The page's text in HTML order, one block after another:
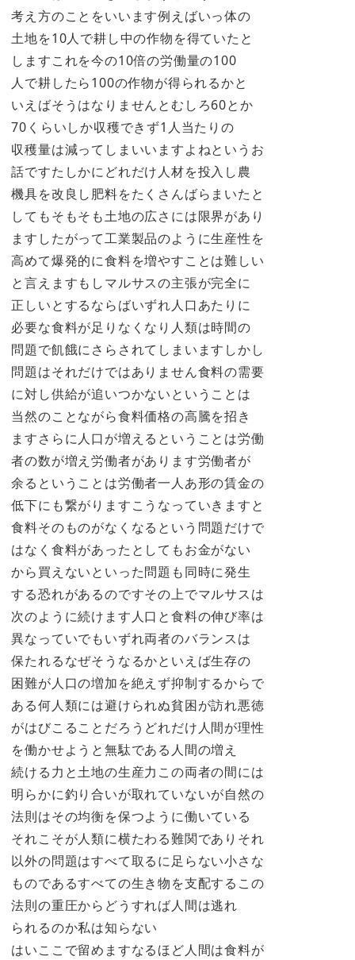
考え方のことをいいます例えばいっ体の
土地を10人で耕し中の作物を得ていたと
しますこれを今の10倍の労働量の100
人で耕したら100の作物が得られるかと
いえばそうはなりませんとむしろ60とか
70くらいしか収穫できず1人当たりの
収穫量は減ってしまいいますよねというお
話ですたしかにどれだけ人材を投入し農
機具を改良し肥料をたくさんばらまいたと
してもそもそも土地の広さには限界があり
ますしたがって工業製品のように生産性を
高めて爆発的に食料を増やすことは難しい
と言えますもしマルサスの主張が完全に
正しいとするならばいずれ人口あたりに
必要な食料が足りなくなり人類は時間の
問題で飢餓にさらされてしまいますしかし
問題はそれだけではありません食料の需要
に対し供給が追いつかないということは
当然のことながら食料価格の高騰を招き
ますさらに人口が増えるということは労働
者の数が増え労働者があります労働者が
余るということは労働者一人あ形の賃金の
低下にも繋がりますこうなっていきますと
食料そのものがなくなるという問題だけで
はなく食料があったとしてもお金がない
から買えないといった問題も同時に発生
する恐れがあるのですその上でマルサスは
次のように続けます人口と食料の伸び率は
異なっていでもいずれ両者のバランスは
保たれるなぜそうなるかといえば生存の
困難が人口の増加を絶えず抑制するからで
ある何人類には避けられぬ貧困が訪れ悪徳
がはびこることだろうどれだけ人間が理性
を働かせようと無駄である人間の増え
続ける力と土地の生産力この両者の間には
明らかに釣り合いが取れていないが自然の
法則はその均衡を保つように働いている
それこそが人類に横たわる難関でありそれ
以外の問題はすべて取るに足らない小さな
ものであるすべての生き物を支配するこの
法則の重圧からどうすれば人間は逃れ
られるのか私は知らない
はいここで留めますなるほど人間は食料が